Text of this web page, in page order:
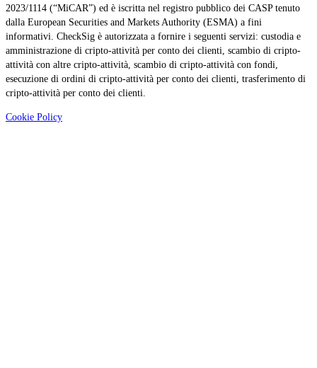
2023/1114 (“MiCAR”) ed è iscritta nel registro pubblico dei CASP tenuto
dalla European Securities and Markets Authority (ESMA) a fini
informativi. CheckSig è autorizzata a fornire i seguenti servizi: custodia e
amministrazione di cripto-attività per conto dei clienti, scambio di cripto-
attività con altre cripto-attività, scambio di cripto-attività con fondi,
esecuzione di ordini di cripto-attività per conto dei clienti, trasferimento di
cripto-attività per conto dei clienti.
Cookie Policy